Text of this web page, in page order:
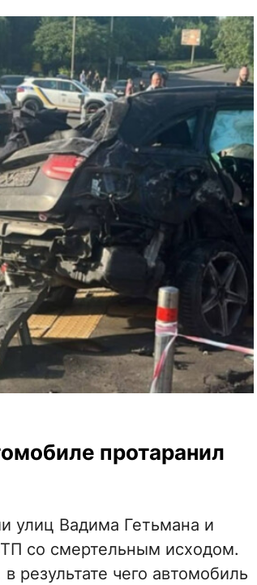
протаранил
улиц Вадима Гетьмана и
со смертельным исходом.
результате чего автомобиль